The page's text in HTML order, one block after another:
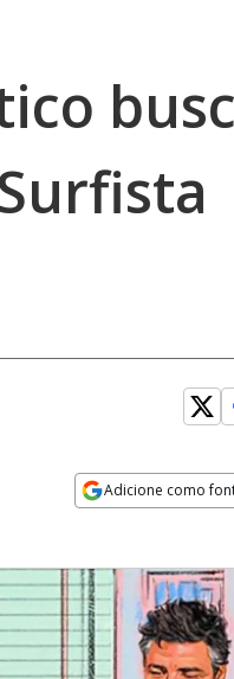
Adicione como